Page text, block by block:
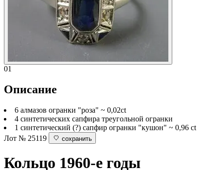
01
Описание
6 алмазов огранки "роза" ~ 0,02ct
4 синтетических сапфира треугольной огранки
1 синтетический (?) сапфир огранки "кушон" ~ 0,96 ct
Лот № 25119
сохранить
Кольцо 1960-е годы